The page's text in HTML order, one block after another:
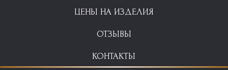
ЦЕНЫ НА ИЗДЕЛИЯ
ОТЗЫВЫ
КОНТАКТЫ